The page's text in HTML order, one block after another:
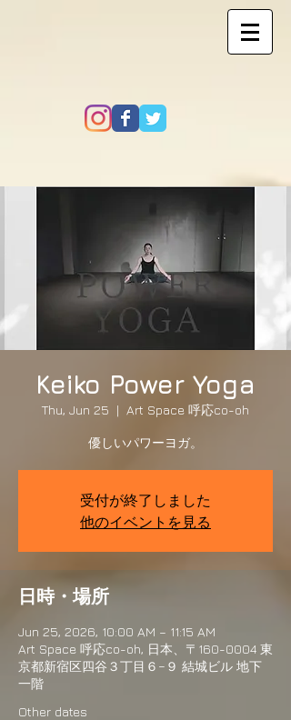
Keiko Power Yoga
Thu, Jun 25
  |
Art Space 呼応co-oh
優しいパワーヨガ。
受付が終了しました
他のイベントを見る
日時・場所
Jun 25, 2026, 10:00 AM – 11:15 AM
Art Space 呼応co-oh, 日本、〒160-0004 東
京都新宿区四谷３丁目６−９ 結城ビル 地下
一階
Other dates